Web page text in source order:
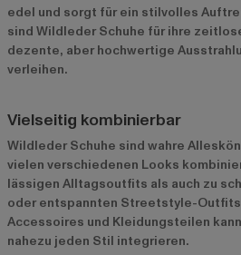
edel und sorgt für ein stilvolles
sind Wildleder Schuhe für ihre
dezente, aber hochwertige
verleihen.
Vielseitig kombinierbar
Wildleder Schuhe sind wahre
vielen verschiedenen Looks
lässigen Alltagsoutfits als auch zu
oder entspannten Streetstyle-
Accessoires und Kleidungsteilen
nahezu jeden Stil integrieren.